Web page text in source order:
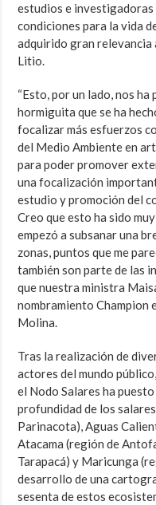
estudios e
condiciones para la vida
adquirido gran relevancia
Litio.
“Esto, por un lado, nos
hormiguita que se ha
focalizar más esfuerzos
del Medio Ambiente en
para poder promover
una focalización
estudio y promoción del
Creo que esto ha sido
empezó a subsanar una
zonas, puntos que me
también son parte de las
que nuestra ministra
nombramiento Champion
Molina.
Tras la realización de
actores del mundo
el Nodo Salares ha
profundidad de los
Parinacota), Aguas
Atacama (región de
Tarapacá) y Maricunga
desarrollo de una
sesenta de estos